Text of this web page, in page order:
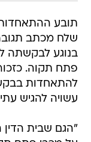
תובע
שלח מכתב
בנוגע לבקשתה
פתח תקוה.
להתאחדות
עשויה להגיש
"הגם שבית